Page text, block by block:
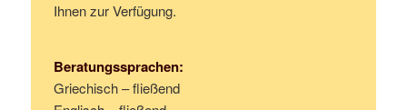
Ihnen zur Verfügung.
Beratungssprachen:
Griechisch – fließend